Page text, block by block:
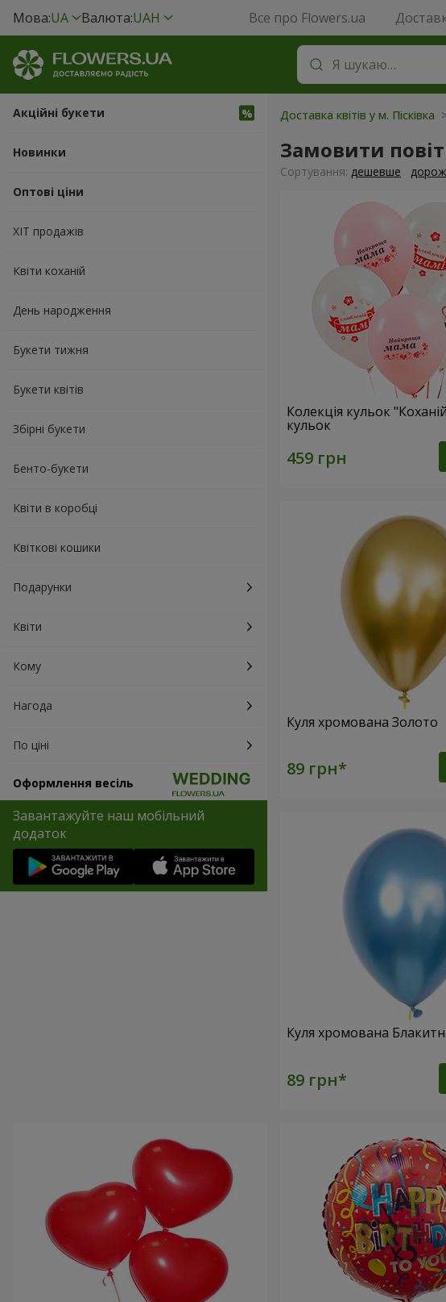
Мова:UA Валюта:UAH Все про Flowers.ua
Акційні букети
Новинки
Оптові ціни
ХІТ продажів
Квіти коханій
День народження
Букети тижня
Букети квітів
Збірні букети
Бенто-букети
Квіти в коробці
Квіткові кошики
Подарунки
Квіти
Кому
Нагода
По ціні
Оформлення весіль
Завантажуйте наш мобільний
додаток
Доставка квітів у м. Пісківка
Замовити
Сортування: дешевше
Колекція кульок
кульок
Куля хромована Золото
Куля хромована